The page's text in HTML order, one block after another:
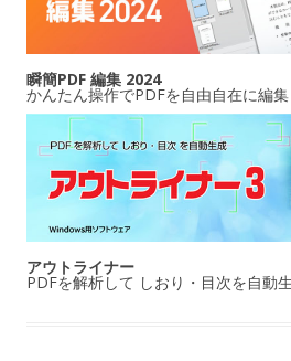
瞬簡PDF 編集 2024
かんたん操作でPDFを自由自在に編集
アウトライナー
PDFを解析して しおり・目次を自動